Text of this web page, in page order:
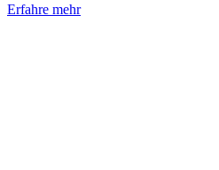
Erfahre mehr